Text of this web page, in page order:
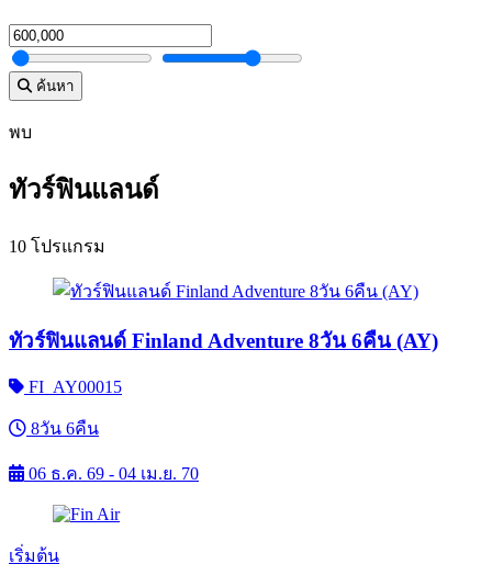
ค้นหา
พบ
ทัวร์ฟินแลนด์
10 โปรแกรม
ทัวร์ฟินแลนด์ Finland Adventure 8วัน 6คืน (AY)
FI_AY00015
8วัน 6คืน
06 ธ.ค. 69 - 04 เม.ย. 70
เริ่มต้น